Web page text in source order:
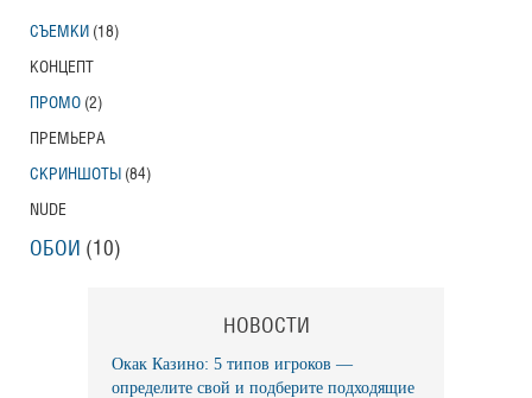
СЪЕМКИ (18)
КОНЦЕПТ
ПРОМО (2)
ПРЕМЬЕРА
СКРИНШОТЫ (84)
NUDE
ОБОИ (10)
НОВОСТИ
Окак Казино: 5 типов игроков —
определите свой и подберите подходящие